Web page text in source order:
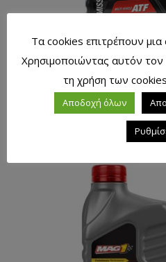
Λιπαντικό MAG1 ATF Full
Τα cookies επιτρέπουν μια
Χρησιμοποιώντας αυτόν
τη χρήση των
Αποδοχή όλων